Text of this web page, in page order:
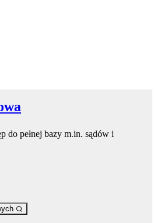
do pełnej bazy m.in. sądów i